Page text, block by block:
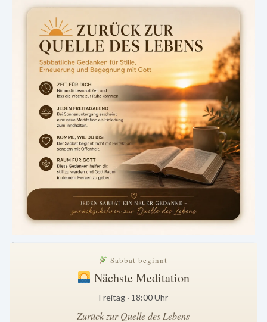
.
Sabbat beginnt
Nächste Meditation
Freitag · 18:00 Uhr
Zurück zur Quelle des Lebens